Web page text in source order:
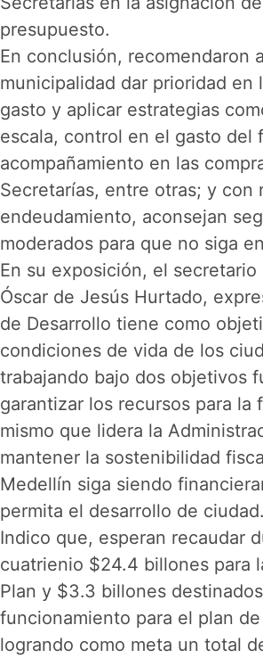
presupuesto.
En conclusión, recomendaron
municipalidad dar prioridad en
gasto y aplicar estrategias
escala, control en el gasto del
acompañamiento en las
Secretarías, entre otras; y con
endeudamiento, aconsejan
moderados para que no siga
En su exposición, el secretario
Óscar de Jesús Hurtado,
de Desarrollo tiene como
condiciones de vida de los
trabajando bajo dos objetivos
garantizar los recursos para la
mismo que lidera la
mantener la sostenibilidad
Medellín siga siendo
permita el desarrollo de ciudad.
Indico que, esperan recaudar
cuatrienio $24.4 billones para
Plan y $3.3 billones
funcionamiento para el plan
logrando como meta un total